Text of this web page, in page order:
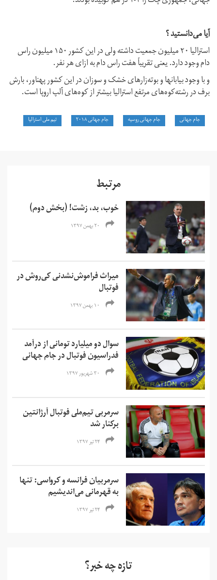
آیا می‌دانستید ؟
استرالیا ۲۰ میلیون جمعیت داشته ولی در این کشور ۱۵۰ میلیون راس
دام وجود دارد. یعنی تقریباً هفت راس دام به ازای هر نفر.
و با وجود بیابانها و بوته‌زارهای خشک و سوزان در این کشور پهناور، بارش
برف در رشته‌کوه‌های مرتفع استرالیا بیشتر از کوه‌های آلپ اروپا است.
جام جهانی جام جهانی روسیه جام جهانی ۲۰۱۸ تیم ملی استرالیا
مرتبط
خوب، بد، زشت! (بخش دوم)
۲۰ بهمن ۱۳۹۷
میراث فراموش‌‌نشدنی کی‌روش در
فوتبال
۱۰ بهمن ۱۳۹۷
سوال دو میلیارد تومانی از درآمد
فدراسیون فوتبال در جام جهانی
۳۰ شهریور ۱۳۹۷
سرمربی تیم‌ملی فوتبال آرژانتین
برکنار شد
۲۴ تیر ۱۳۹۷
سرمربیان فرانسه و کرواسی: تنها
به قهرمانی می‌اندیشیم
۲۴ تیر ۱۳۹۷
تازه چه خبر؟